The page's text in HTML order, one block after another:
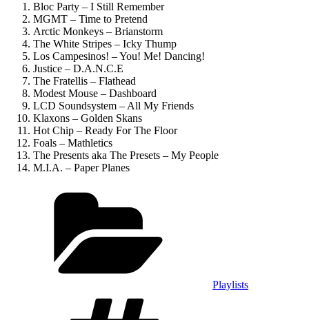
Bloc Party – I Still Remember
MGMT – Time to Pretend
Arctic Monkeys – Brianstorm
The White Stripes – Icky Thump
Los Campesinos! – You! Me! Dancing!
Justice – D.A.N.C.E
The Fratellis – Flathead
Modest Mouse – Dashboard
LCD Soundsystem – All My Friends
Klaxons – Golden Skans
Hot Chip – Ready For The Floor
Foals – Mathletics
The Presents aka The Presets – My People
M.I.A. – Paper Planes
Playlists